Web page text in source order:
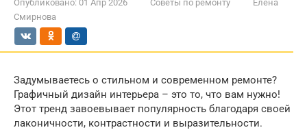
Опубликовано: 01 Апр 2026 Советы по ремонту
Елена
Смирнова
Задумываетесь о стильном и современном ремонте?
Графичный дизайн интерьера – это то, что вам нужно!
Этот тренд завоевывает популярность благодаря своей
лаконичности, контрастности и выразительности.